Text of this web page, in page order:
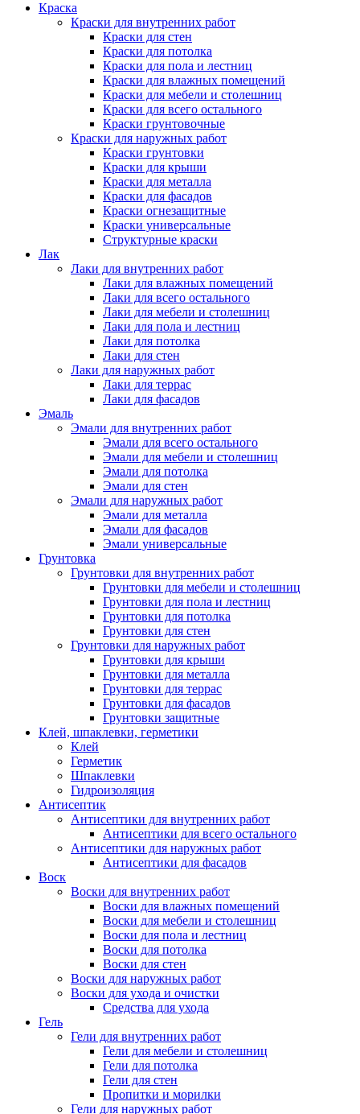
Краска
Краски для внутренних работ
Краски для стен
Краски для потолка
Краски для пола и лестниц
Краски для влажных помещений
Краски для мебели и столешниц
Краски для всего остального
Краски грунтовочные
Краски для наружных работ
Краски грунтовки
Краски для крыши
Краски для металла
Краски для фасадов
Краски огнезащитные
Краски универсальные
Структурные краски
Лак
Лаки для внутренних работ
Лаки для влажных помещений
Лаки для всего остального
Лаки для мебели и столешниц
Лаки для пола и лестниц
Лаки для потолка
Лаки для стен
Лаки для наружных работ
Лаки для террас
Лаки для фасадов
Эмаль
Эмали для внутренних работ
Эмали для всего остального
Эмали для мебели и столешниц
Эмали для потолка
Эмали для стен
Эмали для наружных работ
Эмали для металла
Эмали для фасадов
Эмали универсальные
Грунтовка
Грунтовки для внутренних работ
Грунтовки для мебели и столешниц
Грунтовки для пола и лестниц
Грунтовки для потолка
Грунтовки для стен
Грунтовки для наружных работ
Грунтовки для крыши
Грунтовки для металла
Грунтовки для террас
Грунтовки для фасадов
Грунтовки защитные
Клей, шпаклевки, герметики
Клей
Герметик
Шпаклевки
Гидроизоляция
Антисептик
Антисептики для внутренних работ
Антисептики для всего остального
Антисептики для наружных работ
Антисептики для фасадов
Воск
Воски для внутренних работ
Воски для влажных помещений
Воски для мебели и столешниц
Воски для пола и лестниц
Воски для потолка
Воски для стен
Воски для наружных работ
Воски для ухода и очистки
Средства для ухода
Гель
Гели для внутренних работ
Гели для мебели и столешниц
Гели для потолка
Гели для стен
Пропитки и морилки
Гели для наружных работ